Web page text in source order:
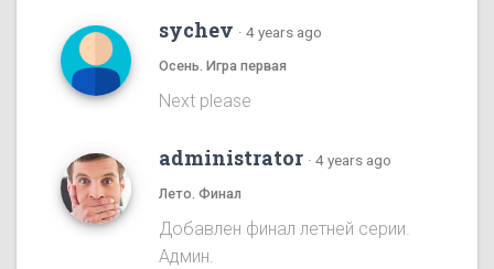
sychev · 4 years ago
Осень. Игра первая
Next please
administrator · 4 years ago
Лето. Финал
Добавлен финал летней серии.
Админ.